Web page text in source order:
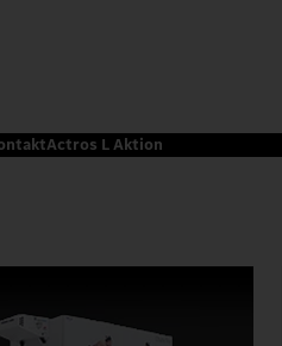
Actros L Aktion